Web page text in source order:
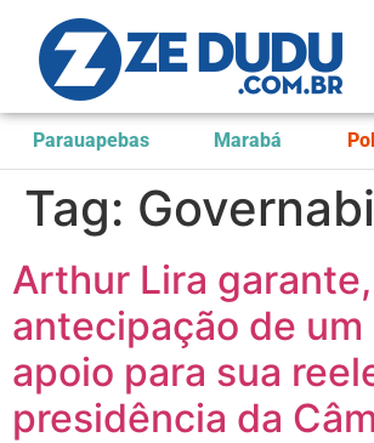
Parauapebas Marabá
Tag:
Arthur Lira
antecipação de um
apoio para sua
presidência da